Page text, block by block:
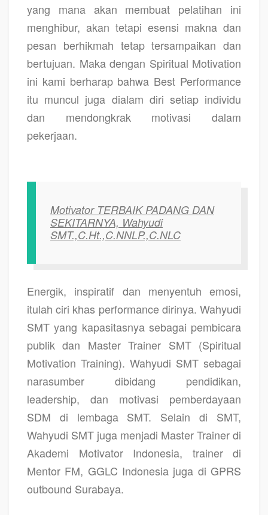
yang mana akan membuat pelatihan ini
menghibur, akan tetapi esensi makna dan
pesan berhikmah tetap tersampaikan dan
bertujuan. Maka dengan Spiritual Motivation
ini kami berharap bahwa Best Performance
itu muncul juga dialam diri setiap individu
dan mendongkrak motivasi dalam
pekerjaan.
Motivator TERBAIK PADANG DAN
SEKITARNYA, Wahyudi
SMT.,C.Ht.,C.NNLP.,C.NLC
Energik, inspiratif dan menyentuh emosi,
itulah ciri khas performance dirinya. Wahyudi
SMT yang kapasitasnya sebagai pembicara
publik dan Master Trainer SMT (Spiritual
Motivation Training). Wahyudi SMT sebagai
narasumber dibidang pendidikan,
leadership, dan motivasi pemberdayaan
SDM di lembaga SMT. Selain di SMT,
Wahyudi SMT juga menjadi Master Trainer di
Akademi Motivator Indonesia, trainer di
Mentor FM, GGLC Indonesia juga di GPRS
outbound Surabaya.